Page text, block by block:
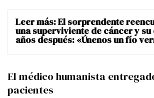
Leer más:El sorprendente
una superviviente de cáncer y
años después: «Únenos un fío
El médico humanista
pacientes